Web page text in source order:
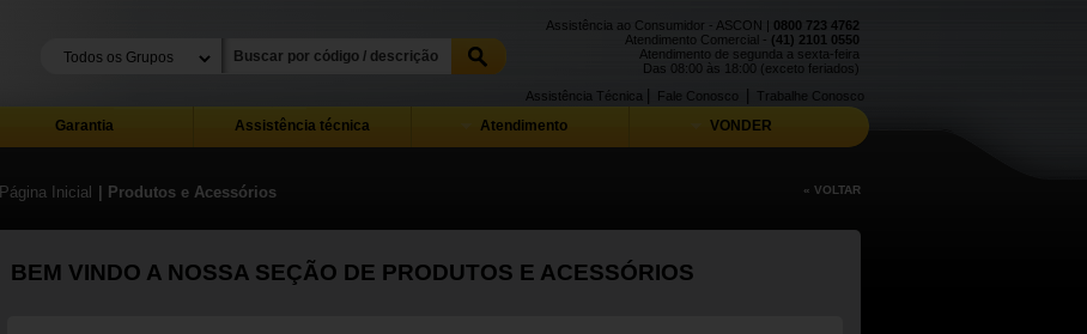
Assistência ao Consumidor - ASCON | 0800 723 4762
Atendimento Comercial - (41) 2101 0550
Atendimento de segunda a sexta-feira
Das 08:00 às 18:00 (exceto feriados)
Trabalhe Conosco
Fale Conosco
Assistência Técnica
Garantia Assistência técnica Atendimento VONDER
Página Inicial | Produtos e Acessórios « VOLTAR
BEM VINDO A NOSSA SEÇÃO DE PRODUTOS E ACESSÓRIOS